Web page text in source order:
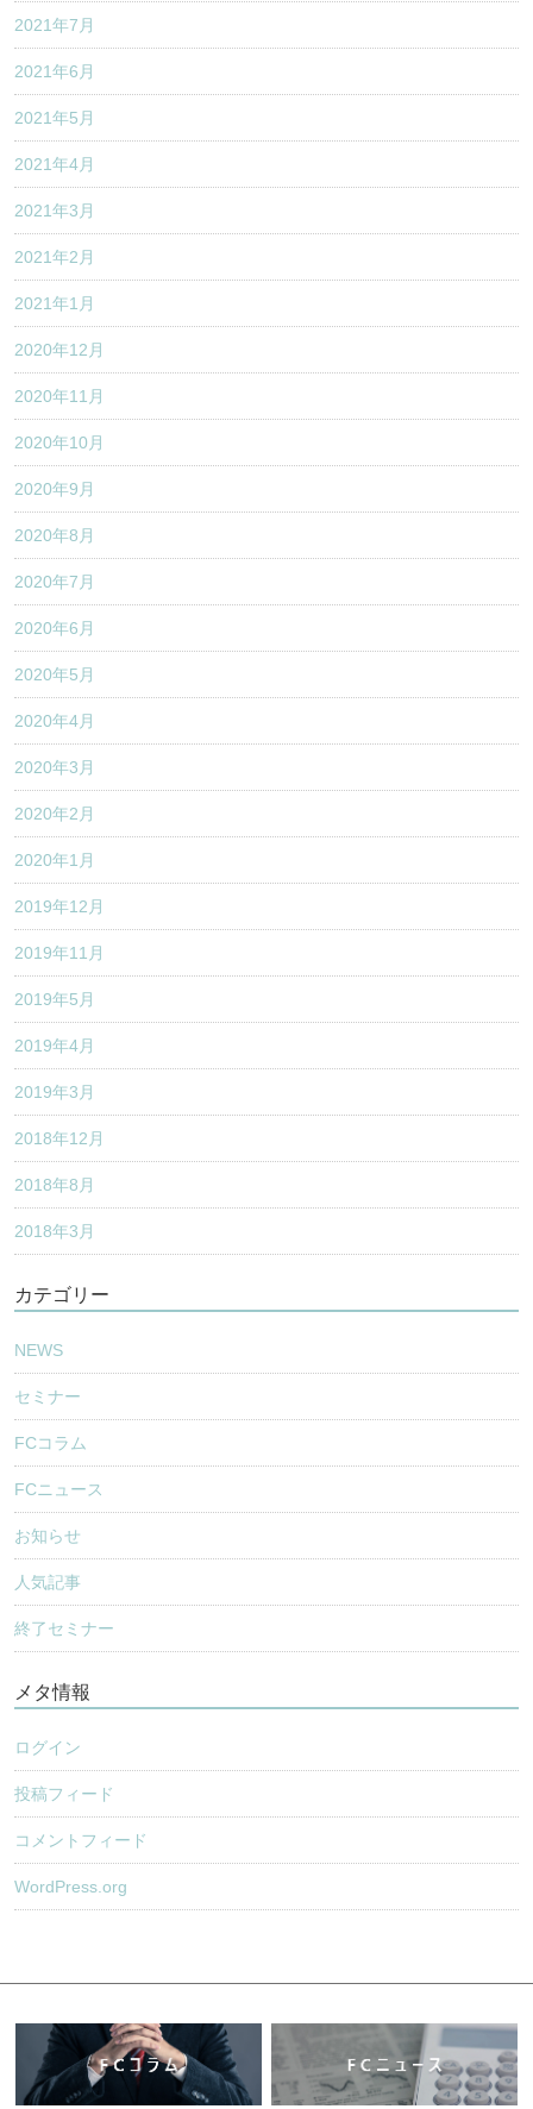
2021年7月
2021年6月
2021年5月
2021年4月
2021年3月
2021年2月
2021年1月
2020年12月
2020年11月
2020年10月
2020年9月
2020年8月
2020年7月
2020年6月
2020年5月
2020年4月
2020年3月
2020年2月
2020年1月
2019年12月
2019年11月
2019年5月
2019年4月
2019年3月
2018年12月
2018年8月
2018年3月
カテゴリー
NEWS
セミナー
FCコラム
FCニュース
お知らせ
人気記事
終了セミナー
メタ情報
ログイン
投稿フィード
コメントフィード
WordPress.org